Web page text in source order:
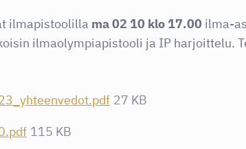
ilmapistoolilla ma 02 10 klo 17.00 ilma-
ilmaolympiapistooli ja IP harjoittelu.
27 KB
115 KB